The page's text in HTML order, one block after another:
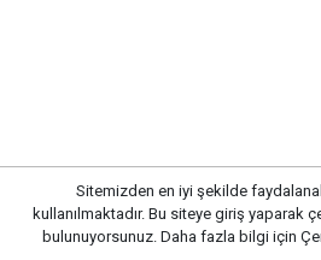
Sitemizden en iyi şekilde
kullanılmaktadır. Bu siteye giriş yaparak
bulunuyorsunuz. Daha fazla bilgi için